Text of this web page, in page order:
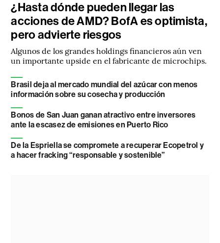
¿Hasta dónde pueden llegar las
acciones de AMD? BofA es optimista,
pero advierte riesgos
Algunos de los grandes holdings financieros aún ven
un importante upside en el fabricante de microchips.
Brasil deja al mercado mundial del azúcar con menos
información sobre su cosecha y producción
Bonos de San Juan ganan atractivo entre inversores
ante la escasez de emisiones en Puerto Rico
De la Espriella se compromete a recuperar Ecopetrol y
a hacer fracking “responsable y sostenible”